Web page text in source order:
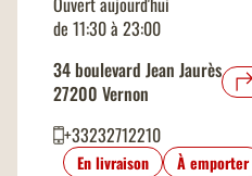
de 11:30 à 23:00
34 boulevard Jean Jaurès
27200 Vernon
+33232712210
En livraison À emporter